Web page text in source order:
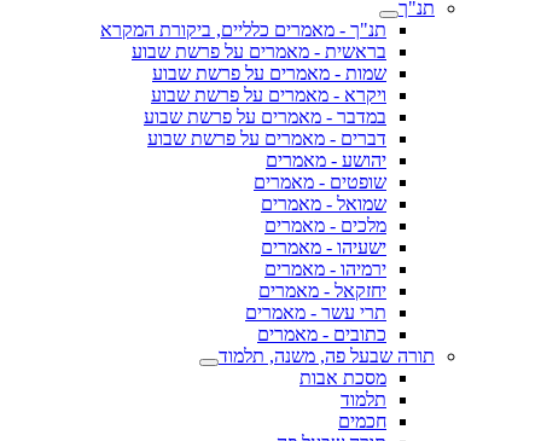
תנ"ך
תנ"ך - מאמרים כלליים, ביקורת המקרא
בראשית - מאמרים על פרשת שבוע
שמות - מאמרים על פרשת שבוע
ויקרא - מאמרים על פרשת שבוע
במדבר - מאמרים על פרשת שבוע
דברים - מאמרים על פרשת שבוע
יהושע - מאמרים
שופטים - מאמרים
שמואל - מאמרים
מלכים - מאמרים
ישעיהו - מאמרים
ירמיהו - מאמרים
יחזקאל - מאמרים
תרי עשר - מאמרים
כתובים - מאמרים
תורה שבעל פה, משנה, תלמוד
מסכת אבות
תלמוד
חכמים